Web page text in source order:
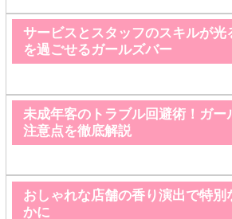
サービスとスタッフのスキルが光
を過ごせるガールズバー
未成年客のトラブル回避術！ガー
注意点を徹底解説
おしゃれな店舗の香り演出で特別
かに